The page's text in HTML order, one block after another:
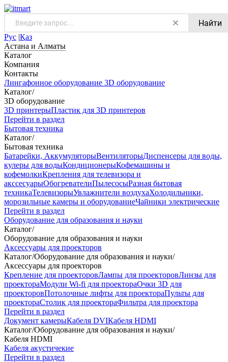
Найти
Рус |Қаз
Астана и Алматы
Каталог
Компания
Контакты
Лингафонное оборудование 3D оборудование
Каталог/
3D оборудование
3D принтерыПластик для 3D принтеров
Перейти в раздел
Бытовая техника
Каталог/
Бытовая техника
Батарейки, АккумуляторыВентиляторыДиспенсеры для воды,
кулеры для водыКондиционерыКофемашины и
кофемолкиКрепления для телевизора и
акссесуарыОбогревателиПылесосыРазная бытовая
техникаТелевизорыУвлажнители воздухаХолодильники,
морозильные камеры и оборудованиеЧайники электрические
Перейти в раздел
Оборудование для образования и науки
Каталог/
Оборудование для образования и науки
Аксессуары для проекторов
Каталог/Оборудование для образования и науки/
Аксессуары для проекторов
Крепление для проекторовЛампы для проекторовЛинзы для
проектораМодули Wi-fi для проектораОчки 3D для
проекторовПотолочные лифты для проектораПульты для
проектораСтолик для проектораФильтра для проектора
Перейти в раздел
Документ камерыКабеля DVIКабеля HDMI
Каталог/Оборудование для образования и науки/
Кабеля HDMI
Кабеля акустичекие
Перейти в раздел